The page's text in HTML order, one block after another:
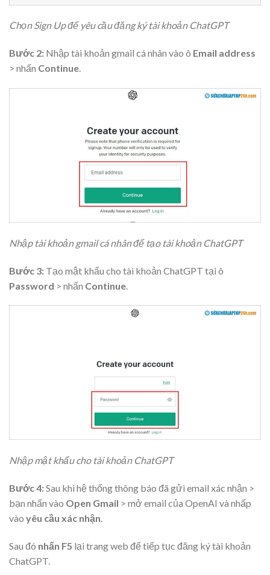
Chọn Sign Up để yêu cầu đăng ký tài khoản ChatGPT
Bước 2: Nhập tài khoản gmail cá nhân vào ô Email address
> nhấn Continue.
Nhập tài khoản gmail cá nhân để tạo tài khoản ChatGPT
Bước 3: Tạo mật khẩu cho tài khoản ChatGPT tại ô
Password > nhấn Continue
Nhập mật khẩu cho tài khoản ChatGPT
Bước 4:Sau khi hệ thống thông báo đã gửi email xác nhận >
bạn nhấn vào Open Gmail > mở email của OpenAI và nhấp
vào yêu cầu xác nhận.
Sau đó nhấn F5 lại trang web để tiếp tục đăng ký tài khoản
ChatGPT.